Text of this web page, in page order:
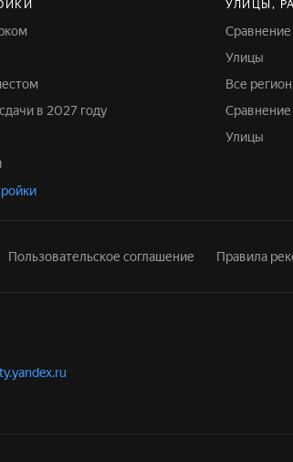
в 2027 году
УЛИЦЫ,
Улицы
Все
Улицы
Пользовательское соглашение Правила